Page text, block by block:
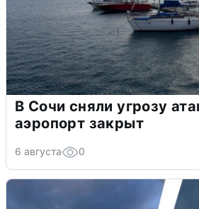
В Сочи сняли угрозу
аэропорт закрыт
6 августа 0